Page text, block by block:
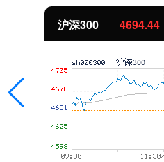
沪深300 4694.44